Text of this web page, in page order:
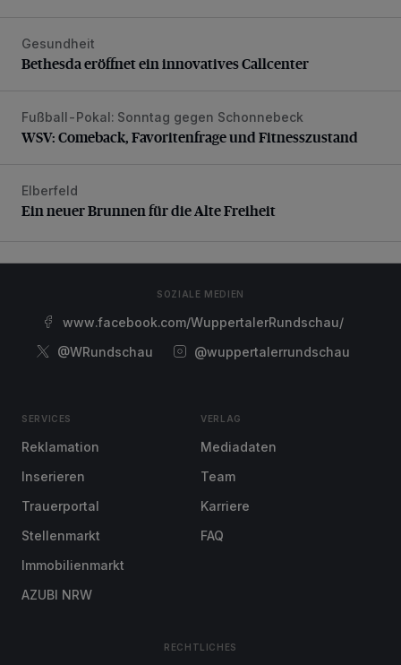
Bethesda eröffnet ein innovatives Callcenter
Gesundheit
Bethesda eröffnet ein innovatives Callcenter
WSV: Comeback, Favoritenfrage und Fitnesszustand
Fußball-Pokal: Sonntag gegen Schonnebeck
WSV: Comeback, Favoritenfrage und Fitnesszustand
Ein neuer Brunnen für die Alte Freiheit
Elberfeld
Ein neuer Brunnen für die Alte Freiheit
SOZIALE MEDIEN
www.facebook.com/WuppertalerRundschau/
@WRundschau
@wuppertalerrundschau
SERVICES
Reklamation
Inserieren
Trauerportal
Stellenmarkt
Immobilienmarkt
AZUBI NRW
VERLAG
Mediadaten
Team
Karriere
FAQ
RECHTLICHES